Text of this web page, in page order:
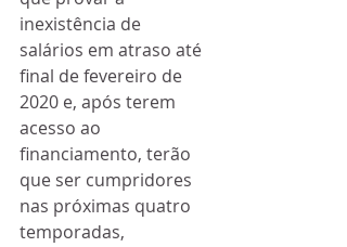
inexistência de
salários em atraso até
final de fevereiro de
2020 e, após terem
acesso ao
financiamento, terão
que ser cumpridores
nas próximas quatro
temporadas,